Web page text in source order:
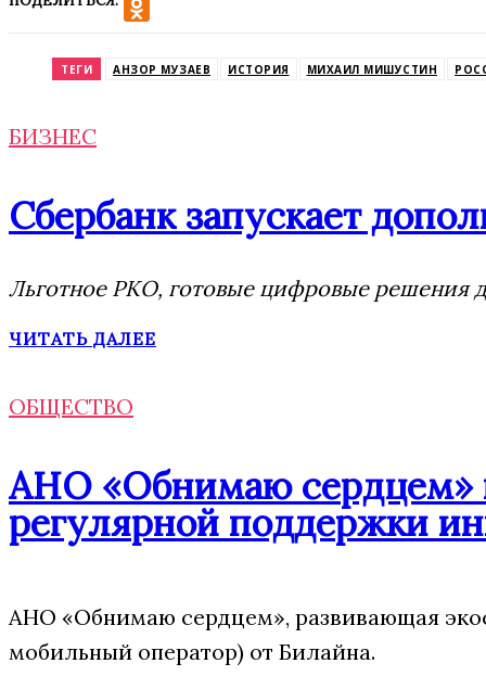
VK
ТЕГИ АНЗОР МУЗАЕВ ИСТОРИЯ МИХАИЛ МИШУСТИН
БИЗНЕС
Сбербанк запускает
Льготное РКО, готовые цифровые решения
ЧИТАТЬ ДАЛЕЕ
ОБЩЕСТВО
АНО «Обнимаю сердцем»
регулярной поддержки
АНО «Обнимаю сердцем», развивающая
мобильный оператор) от Билайна.